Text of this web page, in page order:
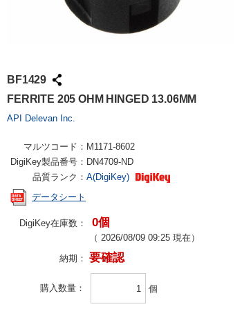
BF1429
FERRITE 205 OHM HINGED 13.06MM
API Delevan Inc.
マルツコード： M1171-8602
DigiKey製品番号： DN4709-ND
品質ランク： A(DigiKey)
データシート
DigiKey在庫数： 0個
（ 2026/08/09 09:25 現在）
納期： 要確認
購入数量 個